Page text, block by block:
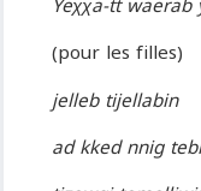
(pour les filles)
jelleb tijellabin
ad kked nnig